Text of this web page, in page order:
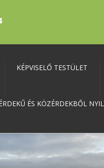
KÉPVISELŐ TESTÜLET
ÉS KÖZÉRDEKBŐL